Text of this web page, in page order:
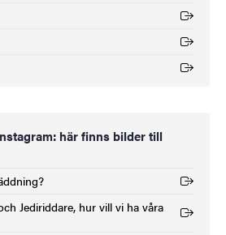
här finns bilder till
Jediriddare, hur vill vi ha våra